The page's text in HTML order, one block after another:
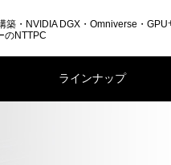
築・NVIDIA DGX・Omniverse・GPU
のNTTPC
ラインナップ